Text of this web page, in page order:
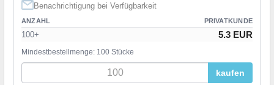
Benachrichtigung bei Verfügbarkeit
ANZAHL PRIVATKUNDE
100+ 5.3 EUR
Mindestbestellmenge: 100 Stücke
kaufen